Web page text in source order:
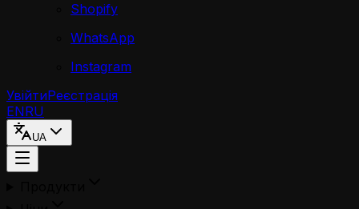
Shopify
WhatsApp
Instagram
УвійтиРеєстрація
ENRU
UA